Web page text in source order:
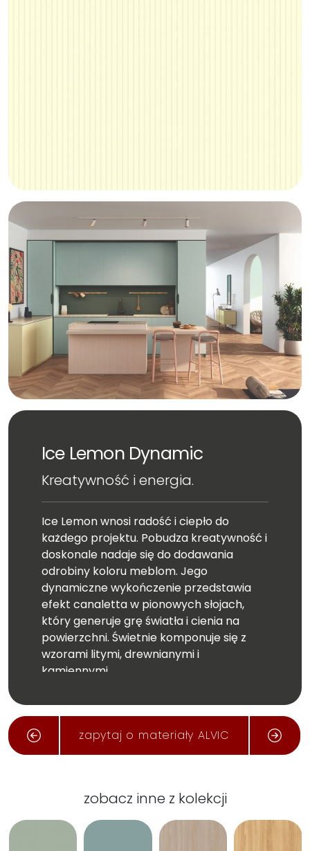
Ice Lemon Dynamic
Kreatywność i energia.
Ice Lemon wnosi radość i ciepło do
każdego projektu. Pobudza kreatywność i
doskonale nadaje się do dodawania
odrobiny koloru meblom. Jego
dynamiczne wykończenie przedstawia
efekt canaletta w pionowych słojach,
który generuje grę światła i cienia na
powierzchni. Świetnie komponuje się z
wzorami litymi, drewnianymi i
kamiennymi.
zapytaj o materiały ALVIC
zobacz inne z kolekcji